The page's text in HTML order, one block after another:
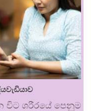
විට ශරීරයේ පෙනුම